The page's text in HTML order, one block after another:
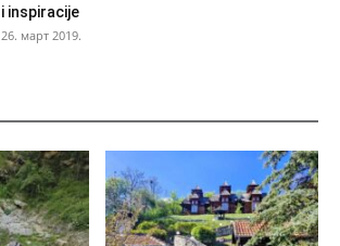
i inspiracije
26. март 2019.